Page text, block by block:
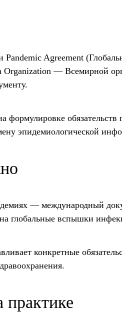
Pandemic Agreement
— Всемирной
формулировке
эпидемиологической
— международный
глобальные вспышки
конкретные
практике